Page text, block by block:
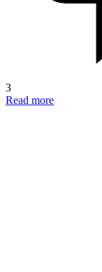
3
Read more